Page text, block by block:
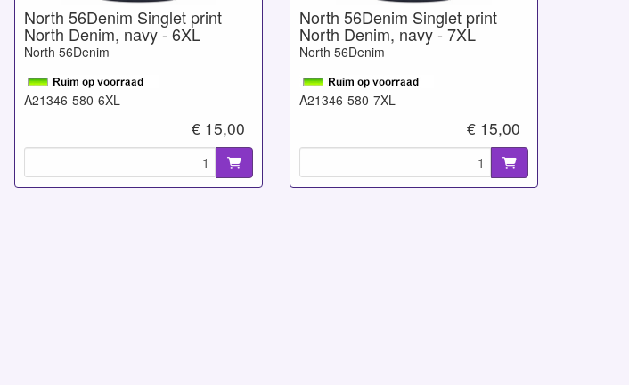
North 56Denim Singlet print
North Denim, navy - 6XL
North 56Denim
A21346-580-6XL
€ 15,00
North 56Denim Singlet print
North Denim, navy - 7XL
North 56Denim
A21346-580-7XL
€ 15,00